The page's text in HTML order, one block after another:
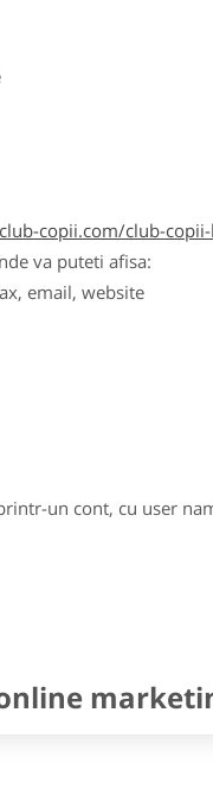
copii.com/club-
va puteti afisa:
email, website
un cont, cu user